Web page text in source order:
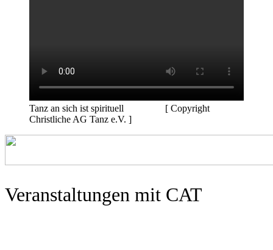
Tanz an sich ist spirituell [ Copyright
Christliche AG Tanz e.V. ]
Veranstaltungen mit CAT